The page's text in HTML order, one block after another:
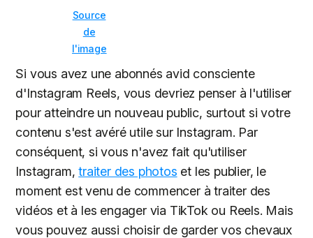
Source
de
l'image
Si vous avez une abonnés avid consciente
d'Instagram Reels, vous devriez penser à l'utiliser
pour atteindre un nouveau public, surtout si votre
contenu s'est avéré utile sur Instagram. Par
conséquent, si vous n'avez fait qu'utiliser
Instagram,traiter des photos et les publier, le
moment est venu de commencer à traiter des
vidéos et à les engager via TikTok ou Reels. Mais
vous pouvez aussi choisir de garder vos chevaux